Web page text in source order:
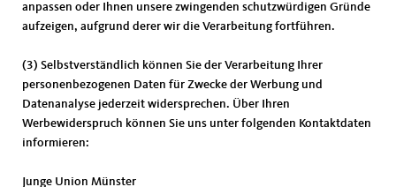
anpassen oder Ihnen unsere zwingenden schutzwürdigen Gründe
aufzeigen, aufgrund derer wir die Verarbeitung fortführen.
(3) Selbstverständlich können Sie der Verarbeitung Ihrer
personenbezogenen Daten für Zwecke der Werbung und
Datenanalyse jederzeit widersprechen. Über Ihren
Werbewiderspruch können Sie uns unter folgenden Kontaktdaten
informieren:
Junge Union Münster